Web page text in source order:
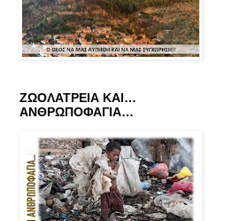
ΖΩΟΛΑΤΡΕΙΑ ΚΑΙ…
ΑΝΘΡΩΠΟΦΑΓΙΑ…